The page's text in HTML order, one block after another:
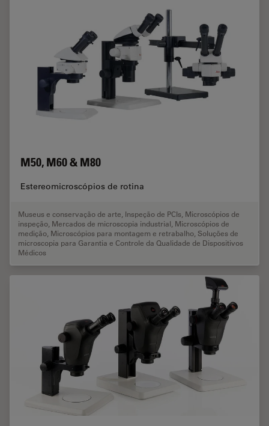
M50, M60 & M80
Estereomicroscópios de rotina
Museus e conservação de arte, Inspeção de PCIs, Microscópios de
inspeção, Mercados de microscopia industrial, Microscópios de
medição, Microscópios para montagem e retrabalho, Soluções de
microscopia para Garantia e Controle da Qualidade de Dispositivos
Médicos